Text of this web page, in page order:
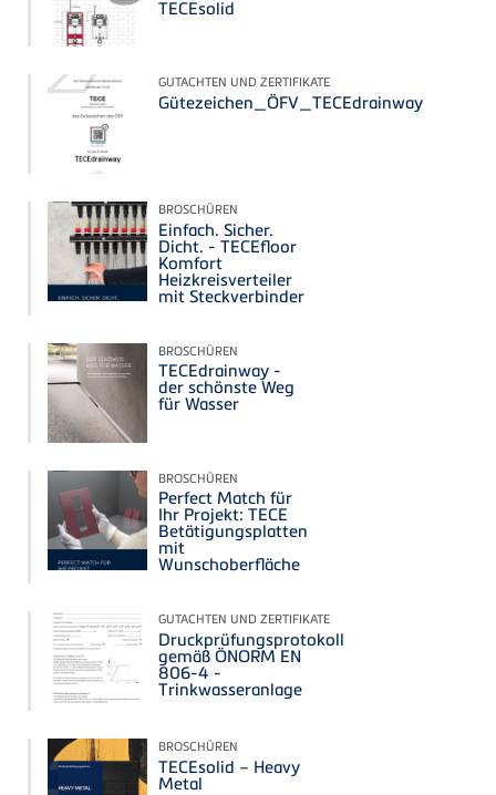
TECEsolid
GUTACHTEN UND ZERTIFIKATE
Gütezeichen_ÖFV_TECEdrainway
BROSCHÜREN
Einfach. Sicher.
Dicht. - TECEfloor
Komfort
Heizkreisverteiler
mit Steckverbinder
BROSCHÜREN
TECEdrainway -
der schönste Weg
für Wasser
BROSCHÜREN
Perfect Match für
Ihr Projekt: TECE
Betätigungsplatten
mit
Wunschoberfläche
GUTACHTEN UND ZERTIFIKATE
Druckprüfungsprotokoll
gemäß ÖNORM EN
806‑4 -
Trinkwasseranlage
BROSCHÜREN
TECEsolid – Heavy
Metal